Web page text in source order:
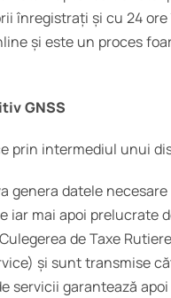
înregistrați și cu 24
și este un proces
GNSS
prin intermediul unui
genera datele
iar mai apoi prelucrate
de Taxe
și sunt transmise
servicii garantează